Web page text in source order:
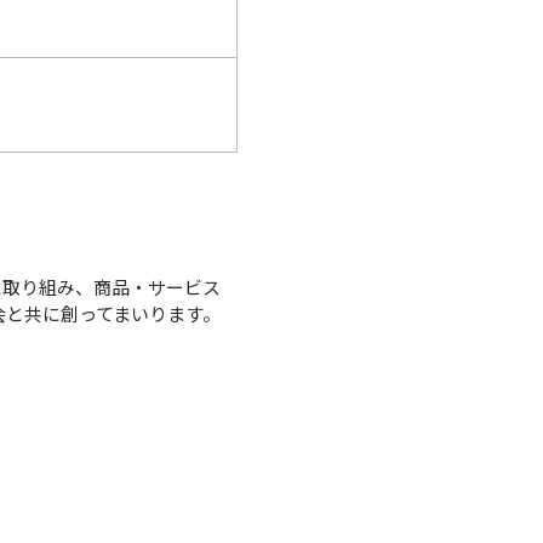
り組み、商品・サービス
共に創ってまいります。